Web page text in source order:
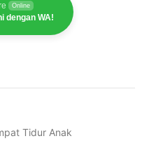
Online
dengan WA!
Tidur Anak